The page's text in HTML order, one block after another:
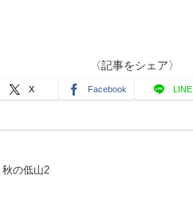
〈記事をシェア〉
X Facebook LINE
秋の低山2